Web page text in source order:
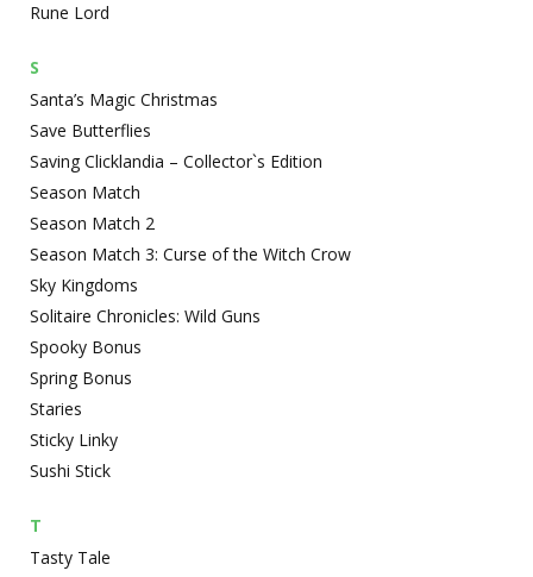
Rune Lord
S
Santa’s Magic Christmas
Save Butterflies
Saving Clicklandia – Collector`s Edition
Season Match
Season Match 2
Season Match 3: Curse of the Witch Crow
Sky Kingdoms
Solitaire Chronicles: Wild Guns
Spooky Bonus
Spring Bonus
Staries
Sticky Linky
Sushi Stick
T
Tasty Tale